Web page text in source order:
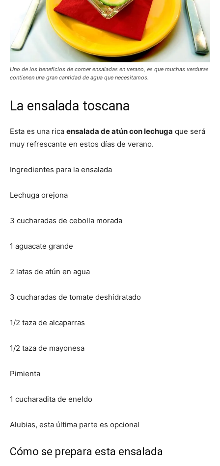
|
Receta
Cocina
Uno de los beneficios de comer ensaladas en verano, es que muchas verduras
contienen una gran cantidad de agua que necesitamos.
La ensalada toscana
Esta es una rica ensalada de atún con lechuga que será
muy refrescante en estos días de verano.
Ingredientes para la ensalada
Lechuga orejona
3 cucharadas de cebolla morada
1 aguacate grande
2 latas de atún en agua
3 cucharadas de tomate deshidratado
1/2 taza de alcaparras
1/2 taza de mayonesa
Pimienta
1 cucharadita de eneldo
Alubias, esta última parte es opcional
Cómo se prepara esta ensalada